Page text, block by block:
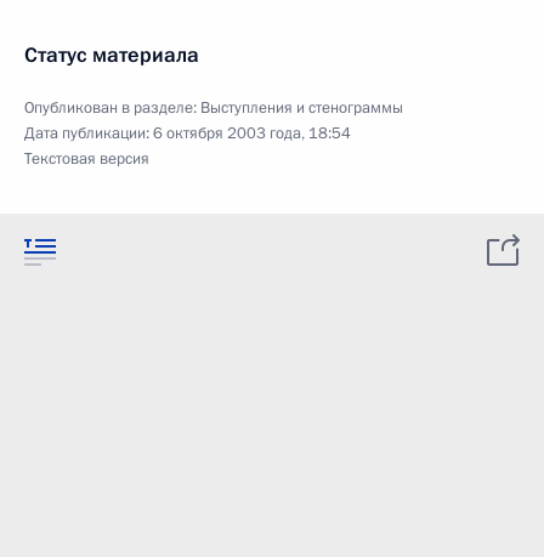
Статус материала
Опубликован в разделе: Выступления и стенограммы
Дата публикации:6 октября 2003 года, 18:54
Текстовая версия